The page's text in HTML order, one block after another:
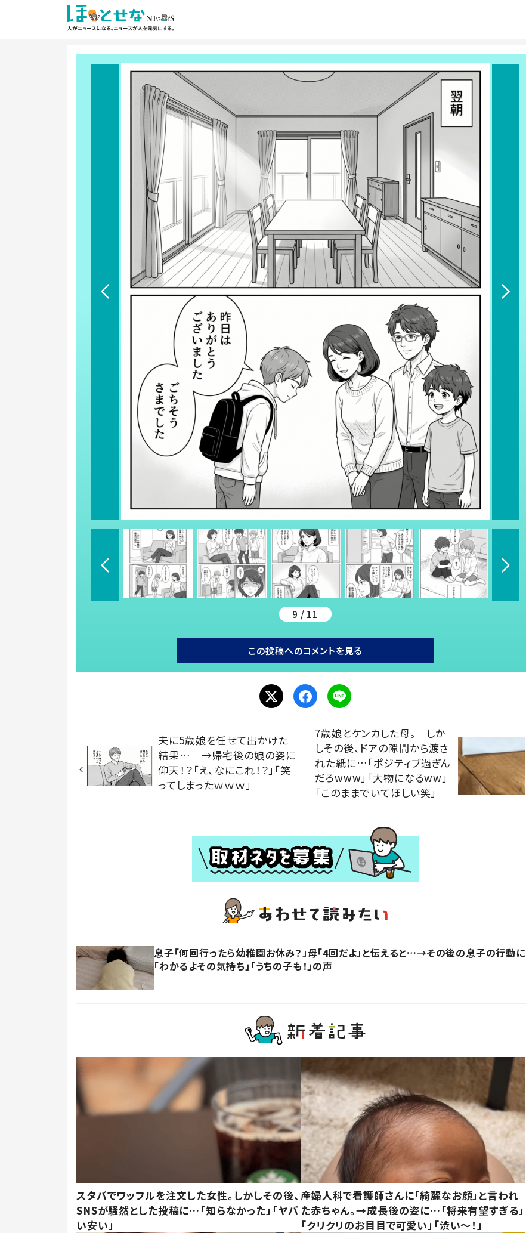
9 / 11
この投稿へのコメントを見る
夫に5歳娘を任せて出かけた
結果… →帰宅後の娘の姿に
仰天！？「え、なにこれ！？」「笑
ってしまったｗｗｗ」
7歳娘とケンカした母。 しか
しその後、ドアの隙間から渡さ
れた紙に…「ポジティブ過ぎん
だろwww」「大物になるww」
「このままでいてほしい笑」
息子「何回行ったら幼稚園お休み？」母「4回だよ」と伝えると…→その後の息子の行動に
「わかるよその気持ち」「うちの子も！」の声
スタバでワッフルを注文した女性。しかしその後、
SNSが騒然とした投稿に…「知らなかった」「ヤバ
い安い」
産婦人科で看護師さんに「綺麗なお顔」と言われ
た赤ちゃん。→成長後の姿に…「将来有望すぎる」
「クリクリのお目目で可愛い」「渋い～！」